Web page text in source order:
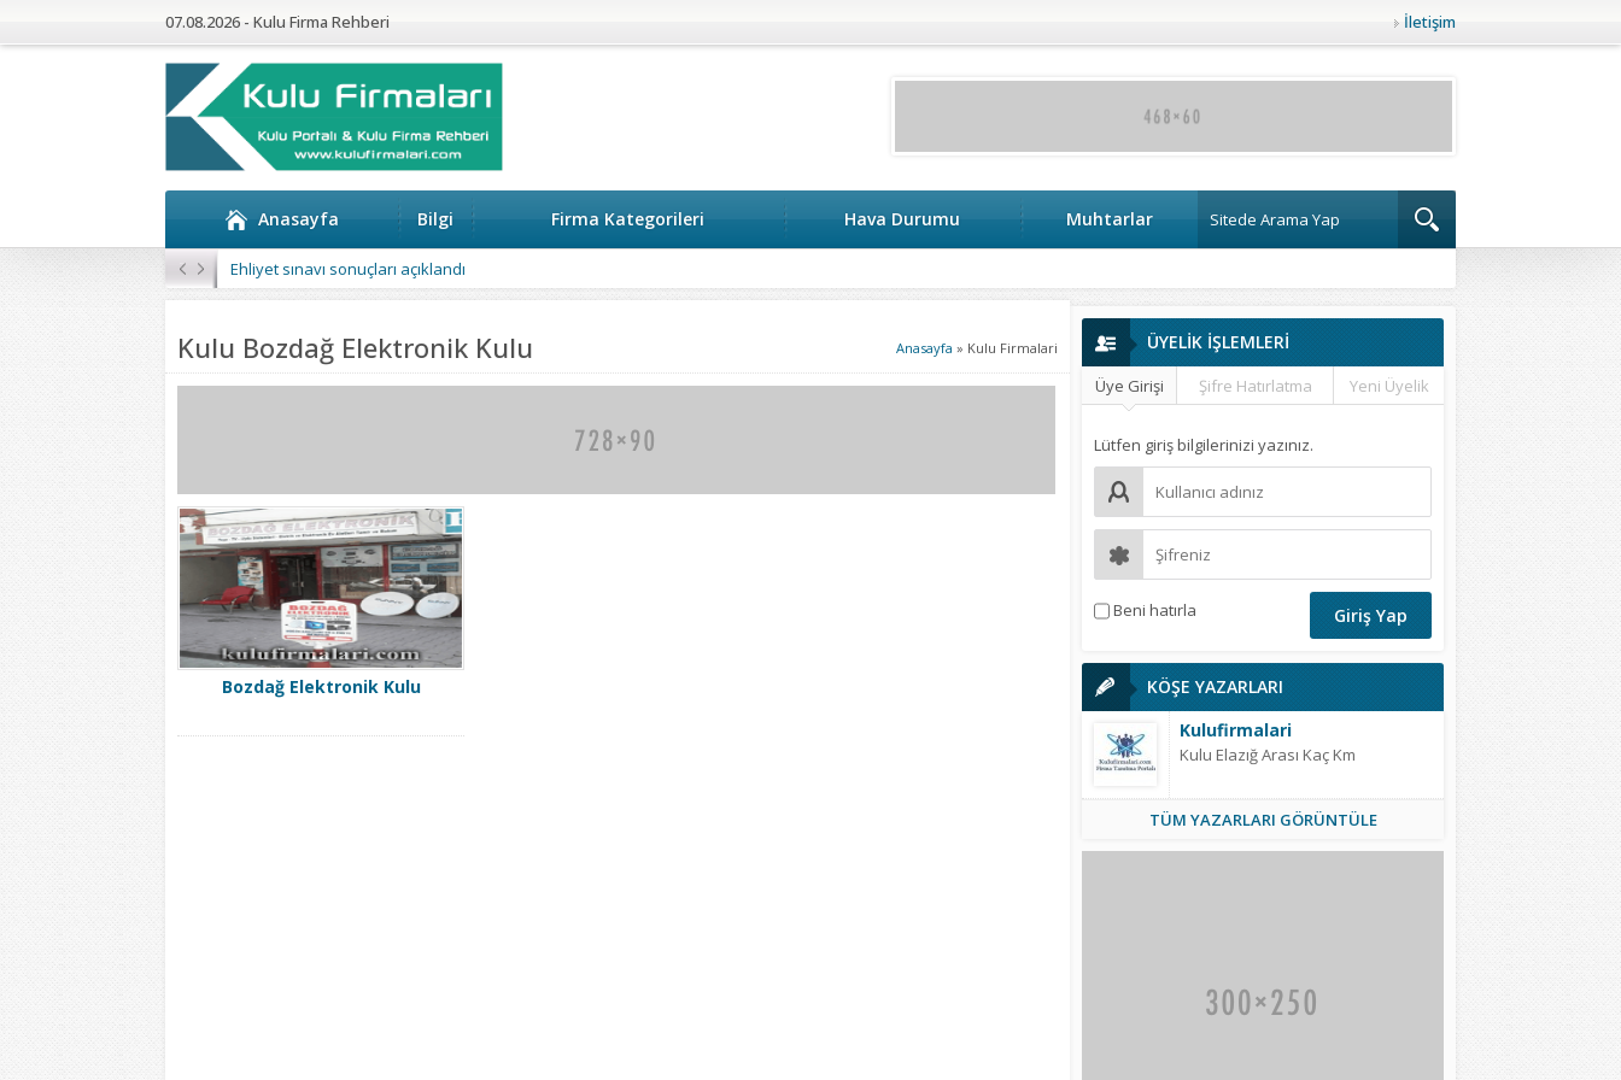
07.08.2026 - Kulu Firma Rehberi İletişim
Anasayfa Bilgi Firma Kategorileri Hava Durumu Muhtarlar
Ehliyet sınavı sonuçları açıklandı
Anasayfa » Kulu Firmalari
Kulu Bozdağ Elektronik Kulu
Bozdağ Elektronik Kulu
ÜYELİK İŞLEMLERİ
Üye Girişi Şifre Hatırlatma Yeni Üyelik
Lütfen giriş bilgilerinizi yazınız.
Beni hatırla
KÖŞE YAZARLARI
Kulufirmalari
Kulu Elazığ Arası Kaç Km
TÜM YAZARLARI GÖRÜNTÜLE